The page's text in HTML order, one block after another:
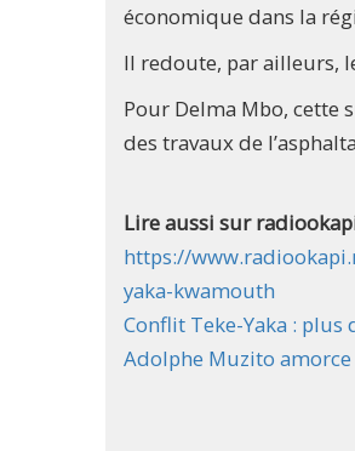
économique dans la
Il redoute, par ailleurs,
Pour Delma Mbo, cette
des travaux de
Lire aussi sur
https://
yaka-kwamouth
Conflit Teke-Yaka :
Adolphe Muzito